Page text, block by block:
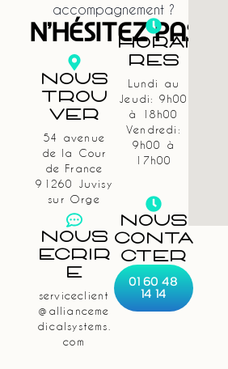
accompagnement ?
N'HÉSITEZ PAS
Nous
Trou
Ver
54 avenue
de la Cour
de France
91260 Juvisy
sur Orge
Horai
Res
Lundi au
Jeudi: 9h00
à 18h00
Vendredi:
9h00 à
17h00
Nous
Écrir
E
serviceclient
@allianceme
dicalsystems.
com
NOUS
CONTA
CTER
01 60 48
14 14